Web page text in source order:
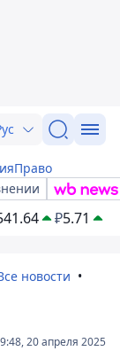
Право
₽5.71
новости
20 апреля 2025